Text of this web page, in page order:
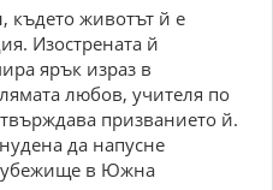
където животът й е
Изострената й
ярък израз в
любов, учителя по
призванието й.
да напусне
убежище в Южна